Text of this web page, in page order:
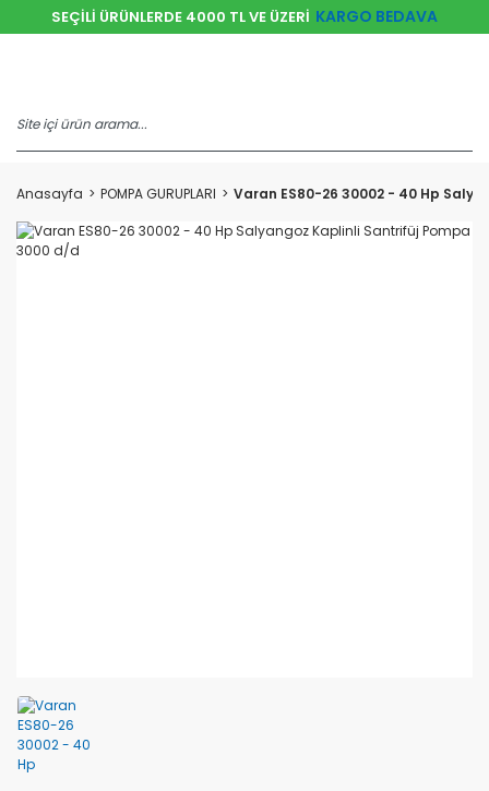
SEÇİLİ ÜRÜNLERDE 4000 TL VE ÜZERİ KARGO BEDAVA
Anasayfa POMPA GURUPLARI Varan ES80-26 30002 - 40 Hp